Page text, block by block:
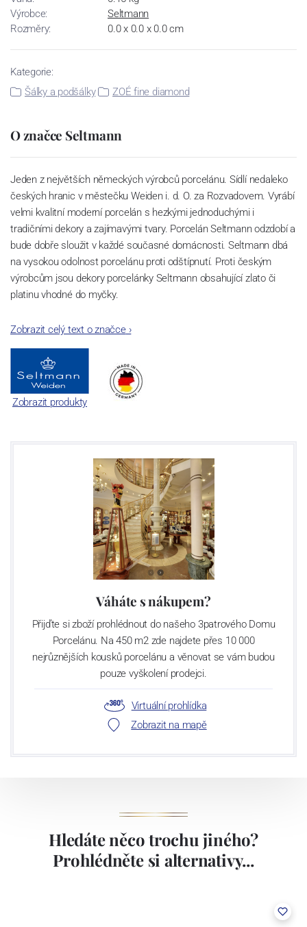
Výrobce:
Seltmann
Rozměry:
0.0 x 0.0 x 0.0 cm
Kategorie:
Šálky a podšálky
ZOÉ fine diamond
O značce Seltmann
Jeden z největších německých výrobců porcelánu. Sídlí nedaleko
českých hranic v městečku Weiden i. d. O. za Rozvadovem. Vyrábí
velmi kvalitní moderní porcelán s hezkými jednoduchými i
tradičními dekory a zajímavými tvary. Porcelán Seltmann odzdobí a
bude dobře sloužit v každé současné domácnosti. Seltmann dbá
na vysokou odolnost porcelánu proti odštípnutí. Proti českým
výrobcům jsou dekory porcelánky Seltmann obsahující zlato či
platinu vhodné do myčky.
Zobrazit celý text o značce›
Zobrazit produkty
Váháte s nákupem?
Přijďte si zboží prohlédnout do našeho 3patrového Domu
Porcelánu. Na 450 m2 zde najdete přes 10 000
nejrůznějších kousků porcelánu a věnovat se vám budou
pouze vyškolení prodejci.
Virtuální prohlídka
Zobrazit na mapě
Hledáte něco trochu jiného?
Prohlédněte si alternativy...